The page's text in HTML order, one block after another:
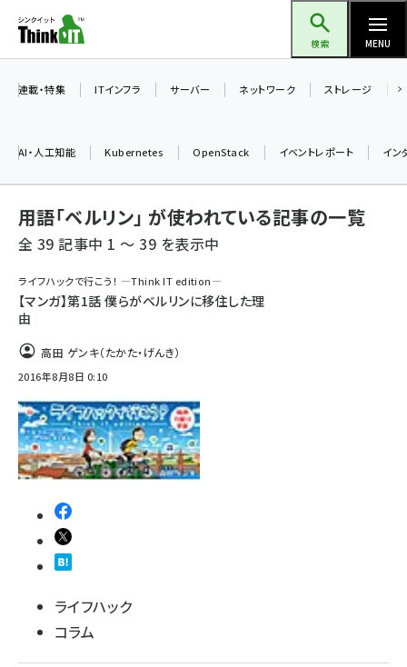
ン
ツ
検索 MENU
加藤銘のチーム貢献～仲間と築いた勝利の絆～ (2304)
iot女子会 (2263)
北海道をのんびり旅する晴山佳須夫のヒント集！ (2017)
genai (1473)
ai crunch (1347)
abc123 (1346)
連載・特集 ITインフラ サーバー ネットワーク ストレージ
AI・人工知能 Kubernetes OpenStack イベントレポート イン
用語「ベルリン」 が使われている記事の一覧
全 39 記事中 1 ～ 39 を表示中
ライフハックで行こう！ ―Think IT edition―
【マンガ】第1話 僕らがベルリンに移住した理
由
高田 ゲンキ（たかた・げんき）
2016年8月8日 0:10
ライフハック
コラム